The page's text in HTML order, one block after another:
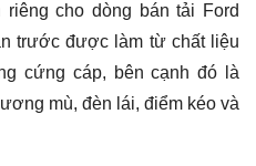
cho dòng bán tải Ford
trước được làm từ chất liệu
cứng cáp, bên cạnh đó là
mù, đèn lái, điểm kéo và